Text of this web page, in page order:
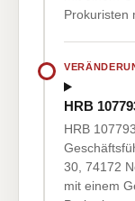
Prokuristen
HRB
HRB
30, 74172
mit einem